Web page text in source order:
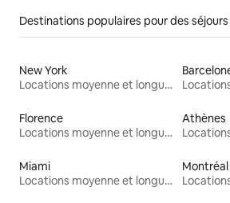
Destinations populaires pour des
New York
Locations moyenne et longue durée
Florence
Locations moyenne et longue durée
Athènes
Miami
Locations moyenne et longue durée
Montréal